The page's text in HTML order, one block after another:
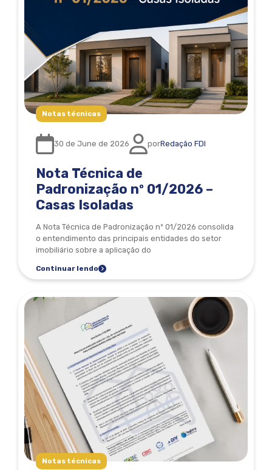
Notas técnicas
30 de June de 2026 porRedação FDI
Nota Técnica de
Padronização nº 01/2026 –
Casas Isoladas
A Nota Técnica de Padronização nº 01/2026 consolida
o entendimento das principais entidades do setor
imobiliário sobre a aplicação do
Continuar lendo
Notas técnicas